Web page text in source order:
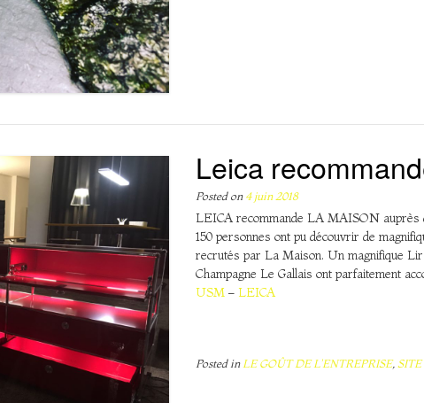
Leica
Posted on 4 juin 2018
LEICA recommande LA MAISON auprès
150 personnes ont pu découvrir de
recrutés par La Maison. Un magnifique
Champagne Le Gallais ont parfaitement
USM – LEICA
Posted inLE GOÛT DE L'ENTREPRISE,